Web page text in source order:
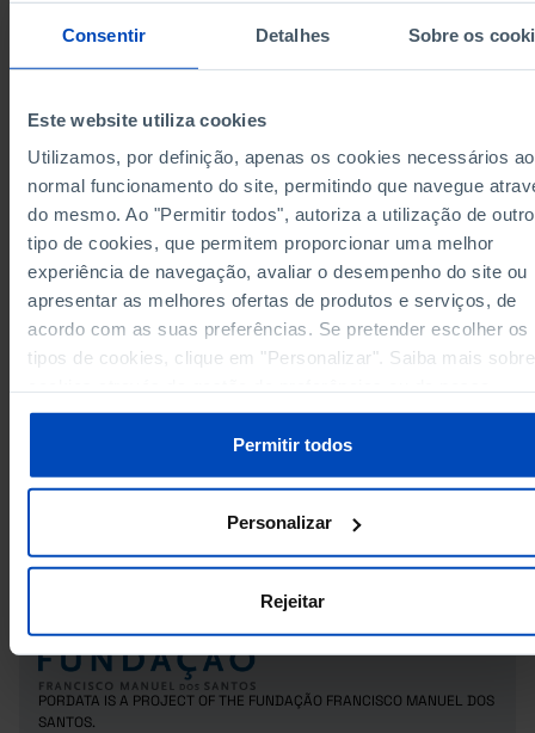
Consentir Detalhes Sobre os
Este website utiliza cookies
Utilizamos, por definição, apenas os cookies necessários ao
normal funcionamento do site, permitindo que navegue
do mesmo. Ao "Permitir todos", autoriza a utilização de outro
tipo de cookies, que permitem proporcionar uma melhor
experiência de navegação, avaliar o desempenho do site ou
apresentar as melhores ofertas de produtos e serviços, de
acordo com as suas preferências. Se pretender escolher os
tipos de cookies, clique em "Personalizar". Saiba mais sobre
Política de Cookies.
Permitir todos
Personalizar
Rejeitar
Região Autónoma dos Açores
2.3 6.2
Região Autónoma da Madeira
Data according to the 2024 version of the
Nomenclature of Territorial Units for Statistical
Purposes (NUTS). For data from the 2013 Version
NUTS II and III, updated to January 2024, see the
Excel archive file availablehere.
Sources/Entities: INE, PORDATA
Last updated: 2026-02-27
Municipalities
Unemployment: total and for 25 months or more in Municipalities
PORDATA IS A PROJECT OF THE FUNDAÇÃO FRANCISCO MANUEL DOS
SANTOS.